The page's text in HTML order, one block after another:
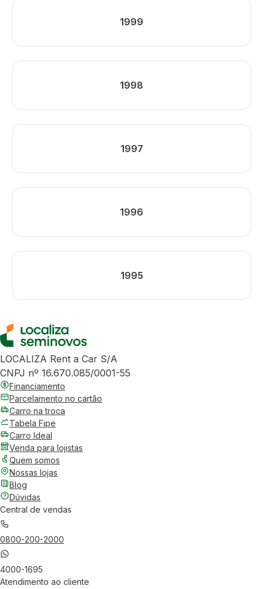
1999
1998
1997
1996
1995
LOCALIZA Rent a Car S/A
CNPJ nº 16.670.085/0001-55
Financiamento
Parcelamento no cartão
Carro na troca
Tabela Fipe
Carro Ideal
Venda para lojistas
Quem somos
Nossas lojas
Blog
Dúvidas
Central de vendas
0800-200-2000
4000-1695
Atendimento ao cliente